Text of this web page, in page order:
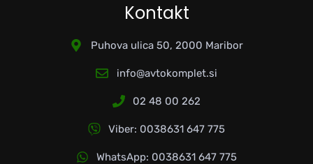
Kontakt
Puhova ulica 50, 2000 Maribor
info@avtokomplet.si
02 48 00 262
Viber: 0038631 647 775
WhatsApp: 0038631 647 775